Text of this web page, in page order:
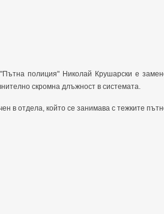
полиция" Николай Крушарски е
скромна длъжност в системата.
в отдела, който се занимава с тежките